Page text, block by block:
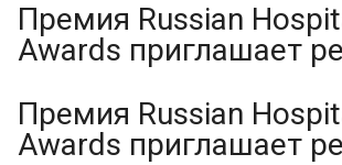
Премия Russian
Awards приглашает
Премия Russian
Awards приглашает